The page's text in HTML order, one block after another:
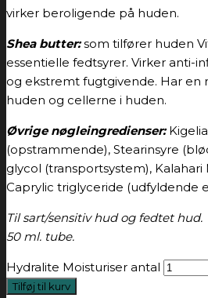
virker beroligende på huden.
Shea butter:som tilfører huden
essentielle fedtsyrer. Virker anti-
og ekstremt fugtgivende. Har en
huden og cellerne i huden.
Øvrige nøgleingredienser:
(opstrammende), Stearinsyre
glycol (transportsystem),
Caprylic triglyceride (udfyldende
Til sart/sensitiv hud og fedtet hud.
50 ml. tube.
Hydralite Moisturiser antal
Tilføj til kurv